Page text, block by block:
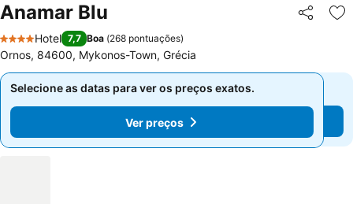
Anamar Blu Partilhar
4 Estrelas
Hotel 7,7 Boa (268 pontuações)
Ornos, 84600, Mykonos-Town, Grécia
Selecione as datas para ver os preços exatos.
Ver preços
Selecione as datas para ver os preços exatos.
Ver preços